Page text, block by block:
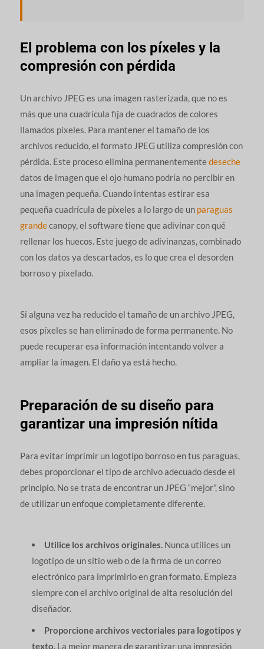
El problema con los píxeles y la
compresión con pérdida
Un archivo JPEG es una imagen rasterizada, que no es
más que una cuadrícula fija de cuadrados de colores
llamados píxeles. Para mantener el tamaño de los
archivos reducido, el formato JPEG utiliza compresión con
pérdida. Este proceso elimina permanentementedeseche
datos de imagen que el ojo humano podría no percibir en
una imagen pequeña. Cuando intentas estirar esa
pequeña cuadrícula de píxeles a lo largo de un paraguas
grandecanopy, el software tiene que adivinar con qué
rellenar los huecos. Este juego de adivinanzas, combinado
con los datos ya descartados, es lo que crea el desorden
borroso y pixelado.
Si alguna vez ha reducido el tamaño de un archivo JPEG,
esos píxeles se han eliminado de forma permanente. No
puede recuperar esa información intentando volver a
ampliar la imagen. El daño ya está hecho.
Preparación de su diseño para
garantizar una impresión nítida
Para evitar imprimir un logotipo borroso en tus paraguas,
debes proporcionar el tipo de archivo adecuado desde el
principio. No se trata de encontrar un JPEG “mejor”, sino
de utilizar un enfoque completamente diferente.
Utilice los archivos originales.Nunca utilices un
logotipo de un sitio web o de la firma de un correo
electrónico para imprimirlo en gran formato. Empieza
siempre con el archivo original de alta resolución del
diseñador.
Proporcione archivos vectoriales para logotipos y
texto.La mejor manera de garantizar una impresión